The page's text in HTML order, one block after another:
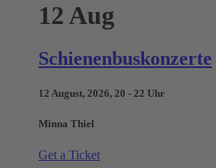
12Aug
Schienenbuskonzerte
12 August, 2026, 20 - 22 Uhr
Minna Thiel
Get a Ticket